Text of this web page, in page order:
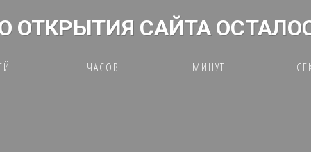
ОТКРЫТИЯ САЙТА
ЧАСОВ МИНУТ